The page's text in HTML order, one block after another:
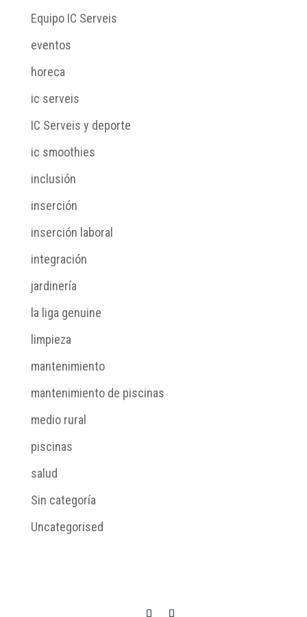
Equipo IC Serveis
eventos
horeca
ic serveis
IC Serveis y deporte
ic smoothies
inclusión
inserción
inserción laboral
integración
jardinería
la liga genuine
limpieza
mantenimiento
mantenimiento de piscinas
medio rural
piscinas
salud
Sin categoría
Uncategorised